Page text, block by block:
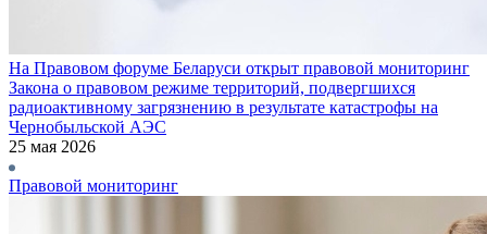
На Правовом форуме Беларуси открыт правовой мониторинг
Закона о правовом режиме территорий, подвергшихся
радиоактивному загрязнению в результате катастрофы на
Чернобыльской АЭС
25 мая 2026
Правовой мониторинг